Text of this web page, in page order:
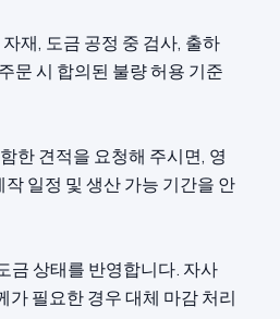
재, 도금 공정 중 검사, 출하
문 시 합의된 불량 허용 기준
한 견적을 요청해 주시면, 영
일정 및 생산 가능 기간을 안
금 상태를 반영합니다. 자사
필요한 경우 대체 마감 처리